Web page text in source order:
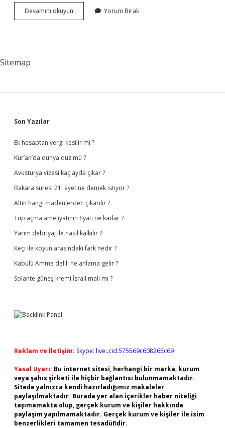
Devamını okuyun
Işletme
Yorum Bırak
Sitemap
Sidebar
Son Yazılar
Ek hesaptan vergi kesilir mi ?
Kur’an’da dünya düz mü ?
Avusturya vizesi kaç ayda çıkar ?
Bakara suresi 21. ayet ne demek istiyor ?
Altın hangi madenlerden çıkarılır ?
Tüp açma ameliyatının fiyatı ne kadar ?
Yarım debriyaj ile nasıl kalkılır ?
Keçi ile koyun arasındaki fark nedir ?
Kabulü Amme delili ne anlama gelir ?
Solante güneş kremi İsrail malı mı ?
Reklam ve İletişim: Skype: live:.cid.575569c608265c69
Yasal Uyarı: Bu internet sitesi, herhangi bir marka, kurum
veya şahıs şirketi ile hiçbir bağlantısı bulunmamaktadır.
Sitede yalnızca kendi hazırladığımız makaleler
paylaşılmaktadır. Burada yer alan içerikler haber niteliği
taşımamakta olup, gerçek kurum ve kişiler hakkında
paylaşım yapılmamaktadır. Gerçek kurum ve kişiler ile isim
benzerlikleri tamamen tesadüfidir.